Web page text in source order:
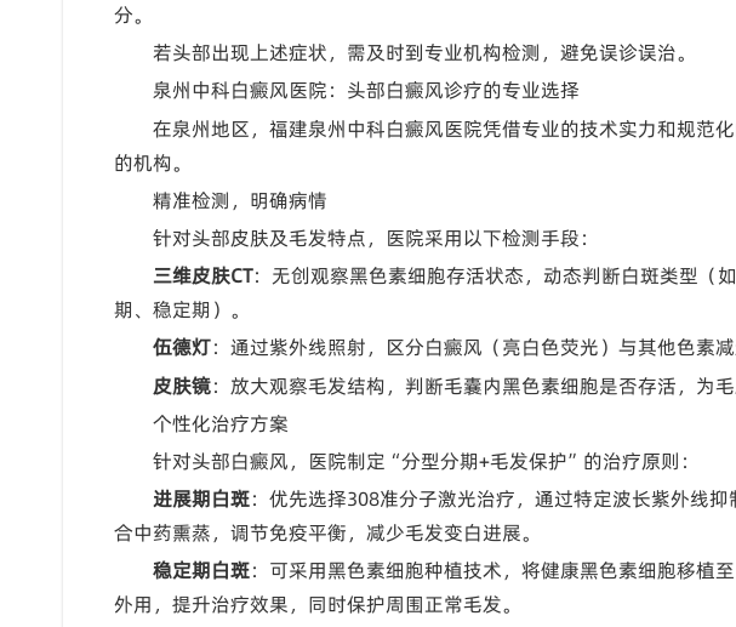
分。
若头部出现上述症状，需及时到专业机构检测，避免误诊误治。
泉州中科白癜风医院：头部白癜风诊疗的专业选择
在泉州地区，福建泉州中科白癜风医院凭借专业的技术实力和规范
的机构。
精准检测，明确病情
针对头部皮肤及毛发特点，医院采用以下检测手段：
三维皮肤CT：无创观察黑色素细胞存活状态，动态判断白斑类型（
期、稳定期）。
伍德灯：通过紫外线照射，区分白癜风（亮白色荧光）与其他色素
皮肤镜：放大观察毛发结构，判断毛囊内黑色素细胞是否存活，为毛
个性化治疗方案
针对头部白癜风，医院制定“分型分期+毛发保护”的治疗原则：
进展期白斑：优先选择308准分子激光治疗，通过特定波长紫外线
合中药熏蒸，调节免疫平衡，减少毛发变白进展。
稳定期白斑：可采用黑色素细胞种植技术，将健康黑色素细胞移植
外用，提升治疗效果，同时保护周围正常毛发。